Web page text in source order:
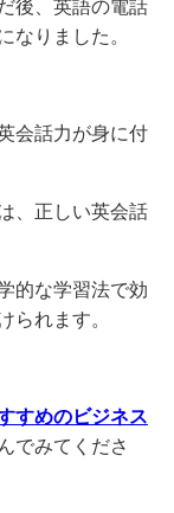
後、英語の電話
なりました。
会話力が身に付
、正しい英会話
的な学習法で効
られます。
すめのビジネス
でみてくださ